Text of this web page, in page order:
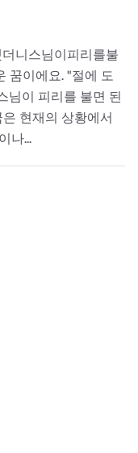
니스님이피리를불
꿈이에요. "절에 도
님이 피리를 불면 된
현재의 상황에서
나...